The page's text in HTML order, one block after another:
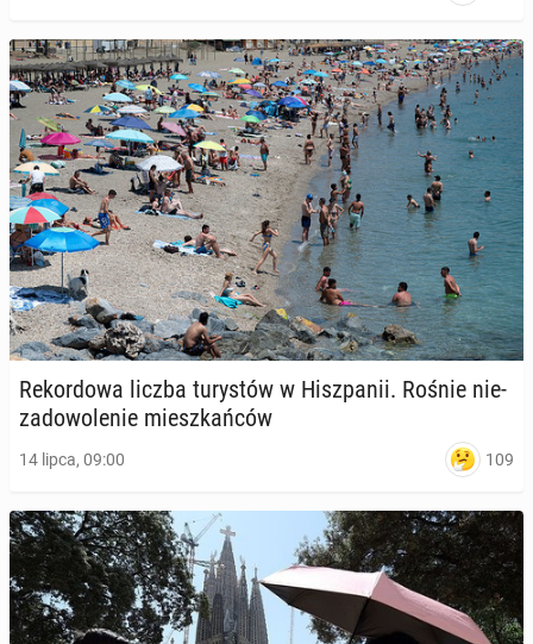
Re­kor­do­wa liczba tu­ry­stów w Hisz­pa­nii. Rośnie nie­
za­do­wo­le­nie miesz­kań­ców
14 lipca, 09:00 109